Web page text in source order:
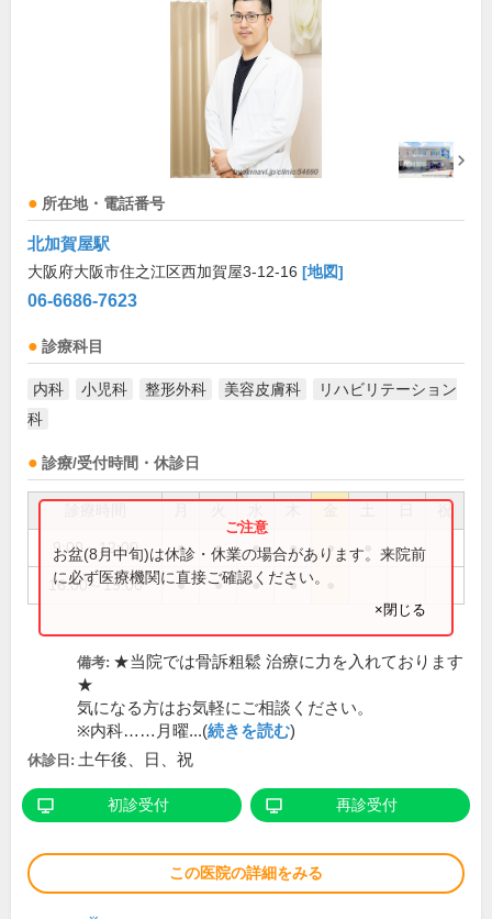
所在地・電話番号
北加賀屋駅
大阪府大阪市住之江区西加賀屋3-12-16 [地図]
06-6686-7623
診療科目
内科 小児科 整形外科 美容皮膚科
リハビリテーション
科
診療/受付時間・休診日
9:00～12:00 ● ● ● ● ●
16:00～19:00 ● ● ● ●
お盆(8月中旬)は休診・休業の場合があります。来院前
に必ず医療機関に直接ご確認ください。
×閉じる
備考: ★当院では骨訴粗鬆 治療に力を入れております
★
気になる方はお気軽にご相談ください。
※内科……月曜...(続きを読む)
休診日: 土午後、日、祝
初診受付 再診受付
この医院の詳細をみる